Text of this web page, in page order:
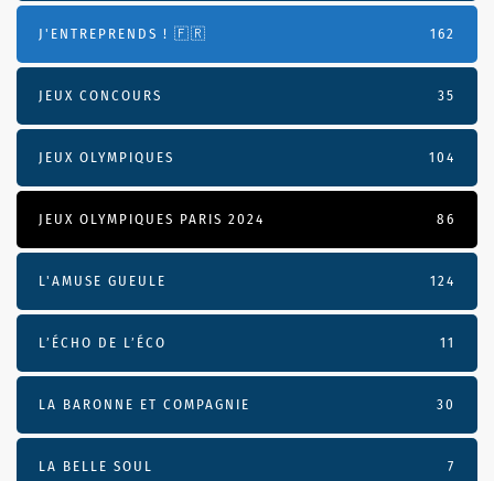
J'ENTREPRENDS ! 🇫🇷 162
JEUX CONCOURS 35
JEUX OLYMPIQUES 104
JEUX OLYMPIQUES PARIS 2024 86
L'AMUSE GUEULE 124
L’ÉCHO DE L’ÉCO 11
LA BARONNE ET COMPAGNIE 30
LA BELLE SOUL 7